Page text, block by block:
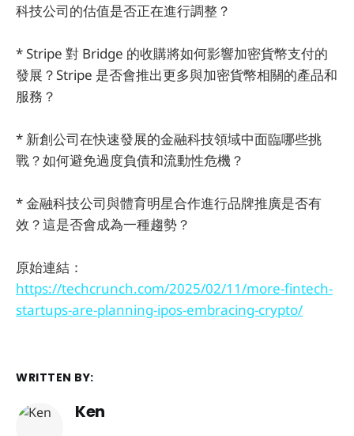
科技公司的估值是否正在進行調整？
* Stripe 對 Bridge 的收購將如何影響加密貨幣支付的
發展？Stripe 是否會推出更多與加密貨幣相關的產品和
服務？
* 新創公司在快速發展的金融科技領域中面臨哪些挑
戰？如何避免過度負債和流動性危機？
* 金融科技公司與體育明星合作進行品牌推廣是否有
效？這是否會成為一種趨勢？
原始連結：
https://techcrunch.com/2025/02/11/more-fintech-
startups-are-planning-ipos-embracing-crypto/
WRITTEN BY:
Ken